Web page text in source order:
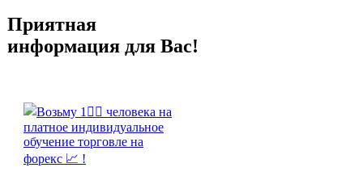
Приятная
информация для Вас!